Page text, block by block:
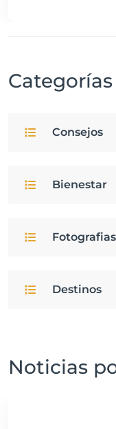
Consejos
Bienestar
Fotografias
Destinos
Noticias